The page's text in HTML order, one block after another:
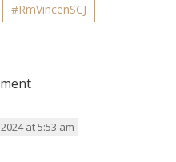
#RmVincenSCJ
at 5:53 am